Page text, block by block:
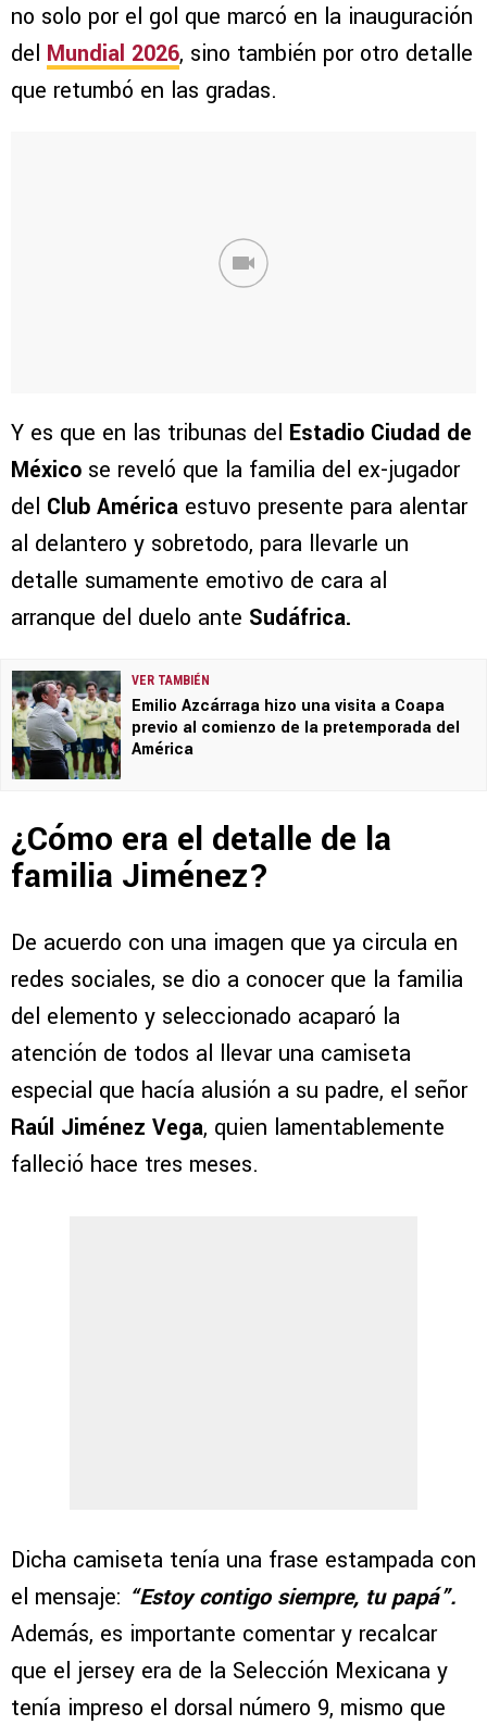
no solo por el gol que marcó en la inauguración
del Mundial 2026, sino también por otro detalle
que retumbó en las gradas.
Y es que en las tribunas del Estadio Ciudad de
México se reveló que la familia del ex-jugador
del Club América estuvo presente para alentar
al delantero y sobretodo, para llevarle un
detalle sumamente emotivo de cara al
arranque del duelo ante Sudáfrica.
VER TAMBIÉN
Emilio Azcárraga hizo una visita a Coapa
previo al comienzo de la pretemporada del
América
¿Cómo era el detalle de la
familia Jiménez?
De acuerdo con una imagen que ya circula en
redes sociales, se dio a conocer que la familia
del elemento y seleccionado acaparó la
atención de todos al llevar una camiseta
especial que hacía alusión a su padre, el señor
Raúl Jiménez Vega, quien lamentablemente
falleció hace tres meses.
Dicha camiseta tenía una frase estampada con
el mensaje: “Estoy contigo siempre, tu papá”.
Además, es importante comentar y recalcar
que el jersey era de la Selección Mexicana y
tenía impreso el dorsal número 9, mismo que